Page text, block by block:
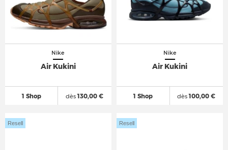
Nike
Air Kukini
1 Shop dès130,00 €
Nike
Air Kukini
1 Shop dès100,00 €
Resell Resell